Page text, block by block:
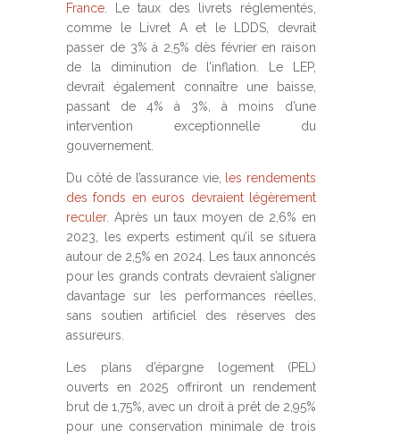
France . Le taux des livrets réglementés,
comme le Livret A et le LDDS, devrait
passer de 3% à 2,5% dès février en raison
de la diminution de l’inflation. Le LEP,
devrait également connaître une baisse,
passant de 4% à 3%, à moins d’une
intervention exceptionnelle du
gouvernement.
Du côté de l’assurance vie,
les rendements
des fonds en euros devraient légèrement
reculer. Après un taux moyen de 2,6% en
2023, les experts estiment qu’il se situera
autour de 2,5% en 2024. Les taux annoncés
pour les grands contrats devraient s’aligner
davantage sur les performances réelles,
sans soutien artificiel des réserves des
assureurs.
Les plans d’épargne logement (PEL)
ouverts en 2025 offriront un rendement
brut de 1,75%, avec un droit à prêt de 2,95%
pour une conservation minimale de trois